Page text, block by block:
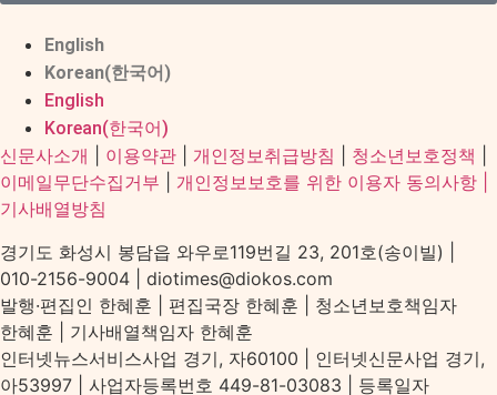
English
Korean(한국어)
English
Korean(한국어)
신문사소개 이용약관 개인정보취급방침 청소년보호정책
이메일무단수집거부
개인정보보호를 위한 이용자 동의사항 |
기사배열방침
경기도 화성시 봉담읍 와우로119번길 23, 201호(송이빌) |
010-2156-9004 | diotimes@diokos.com
발행·편집인 한혜훈 | 편집국장 한혜훈 | 청소년보호책임자
한혜훈 | 기사배열책임자 한혜훈
인터넷뉴스서비스사업 경기, 자60100 | 인터넷신문사업 경기,
아53997 | 사업자등록번호 449-81-03083 | 등록일자